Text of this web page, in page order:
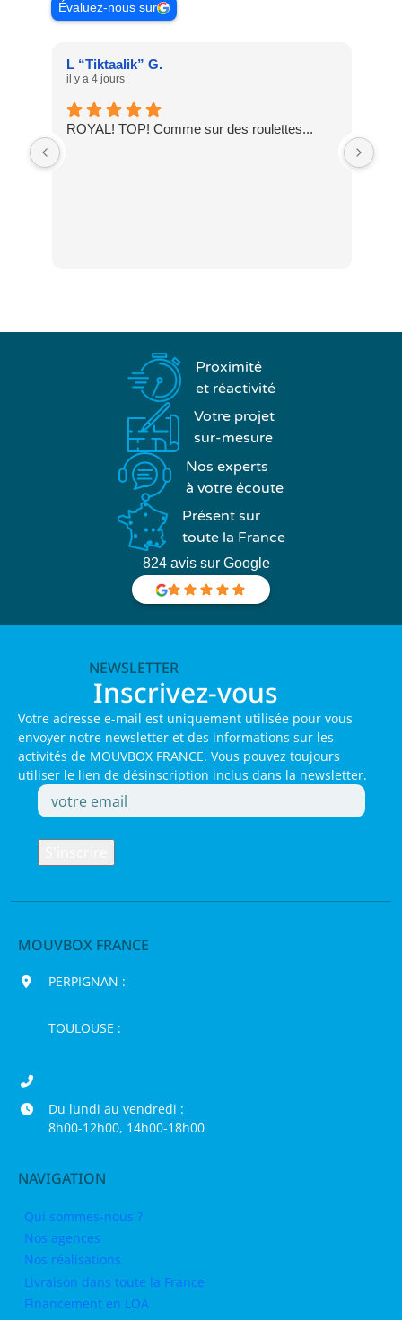
Évaluez-nous sur
L “Tiktaalik” G.
il y a 4 jours
ROYAL! TOP! Comme sur des roulettes...
Proximité
et réactivité
Votre projet
sur-mesure
Nos experts
à votre écoute
Présent sur
toute la France
824 avis sur Google
NEWSLETTER
Inscrivez-vous
Votre adresse e-mail est uniquement utilisée pour vous
envoyer notre newsletter et des informations sur les
activités de MOUVBOX FRANCE. Vous pouvez toujours
utiliser le lien de désinscription inclus dans la newsletter.
MOUVBOX FRANCE
PERPIGNAN :
TOULOUSE :
Du lundi au vendredi :
8h00-12h00, 14h00-18h00
NAVIGATION
Qui sommes-nous ?
Nos agences
Nos réalisations
Livraison dans toute la France
Financement en LOA